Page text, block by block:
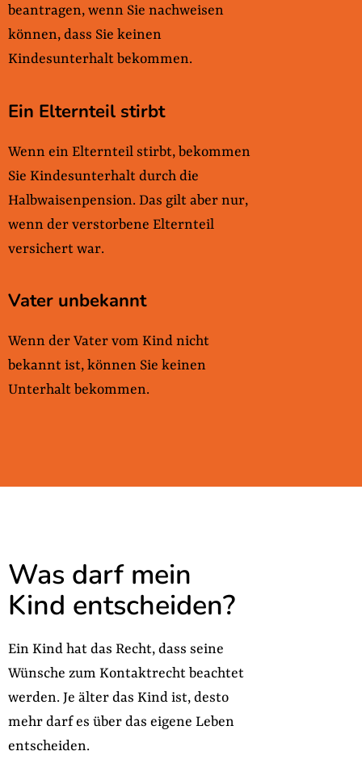
beantragen, wenn Sie nachweisen
können, dass Sie keinen
Kindesunterhalt bekommen.
Ein Elternteil stirbt
Wenn ein Elternteil stirbt, bekommen
Sie Kindesunterhalt durch die
Halbwaisenpension. Das gilt aber nur,
wenn der verstorbene Elternteil
versichert war.
Vater unbekannt
Wenn der Vater vom Kind nicht
bekannt ist, können Sie keinen
Unterhalt bekommen.
Was darf mein
Kind entscheiden?
Ein Kind hat das Recht, dass seine
Wünsche zum Kontaktrecht beachtet
werden. Je älter das Kind ist, desto
mehr darf es über das eigene Leben
entscheiden.